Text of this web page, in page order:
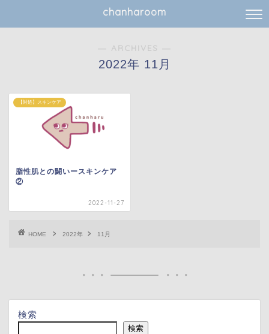
chanharoom
― ARCHIVES ―
2022年 11月
【対処】スキンケア
脂性肌との闘いースキンケア
②
2022-11-27
HOME 2022年 11月
検索
検索